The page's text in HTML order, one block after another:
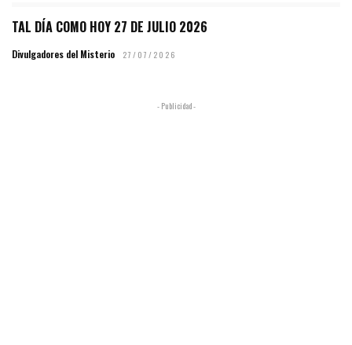
TAL DÍA COMO HOY 27 DE JULIO 2026
Divulgadores del Misterio 27/07/2026
- Publicidad -